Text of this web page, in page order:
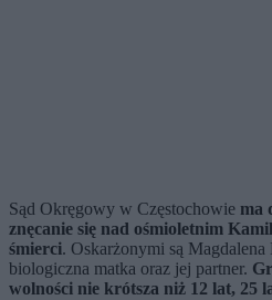
Sąd Okręgowy w Częstochowie ma
znęcanie się nad ośmioletnim
śmierci. Oskarżonymi są
biologiczna matka oraz jej partner.
wolności nie krótsza niż 12 lat, 25